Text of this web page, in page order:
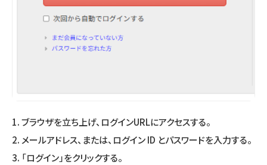
1. ブラウザを立ち上げ、ログインURLにアクセスする。
2. メールアドレス、または、ログイン ID とパスワードを入力する。
3. 「ログイン」をクリックする。